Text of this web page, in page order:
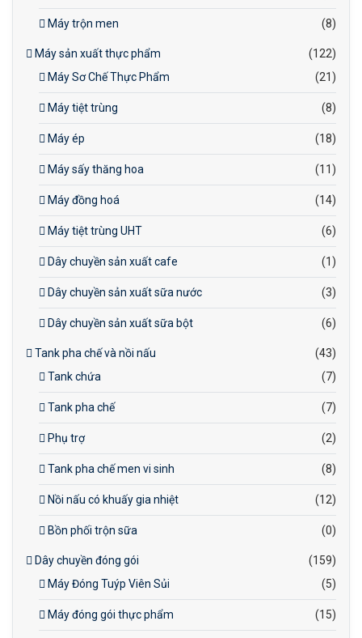
Máy trộn men (8)
Máy sản xuất thực phẩm
(122)
Máy Sơ Chế Thực Phẩm
(21)
Máy tiệt trùng (8)
Máy ép (18)
Máy sấy thăng hoa (11)
Máy đồng hoá (14)
Máy tiệt trùng UHT (6)
Dây chuyền sản xuất cafe (1)
Dây chuyền sản xuất sữa nước (3)
Dây chuyền sản xuất sữa bột (6)
Tank pha chế và nồi nấu
(43)
Tank chứa
(7)
Tank pha chế (7)
Phụ trợ (2)
Tank pha chế men vi sinh (8)
Nồi nấu có khuấy gia nhiệt (12)
Bồn phối trộn sữa (0)
Dây chuyền đóng gói
(159)
Máy Đóng Tuýp Viên Sủi
(5)
Máy đóng gói thực phẩm (15)